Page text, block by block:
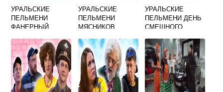
УРАЛЬСКИЕ
ПЕЛЬМЕНИ
ФАНЕРНЫЙ
УРАЛЬСКИЕ
ПЕЛЬМЕНИ
МЯСНИКОВ
УРАЛЬСКИЕ
ПЕЛЬМЕНИ ДЕНЬ
СМЕШНОГО